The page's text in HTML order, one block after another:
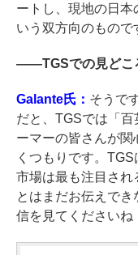
ートし、現地の日本
いう双方向のもので
――TGSでの見どこ
Galante氏： そうで
だと、TGSでは「
ーマーの皆さんが
くつもりです。
市場は最も注目され
とはまだお伝えで
信を見てくださいね